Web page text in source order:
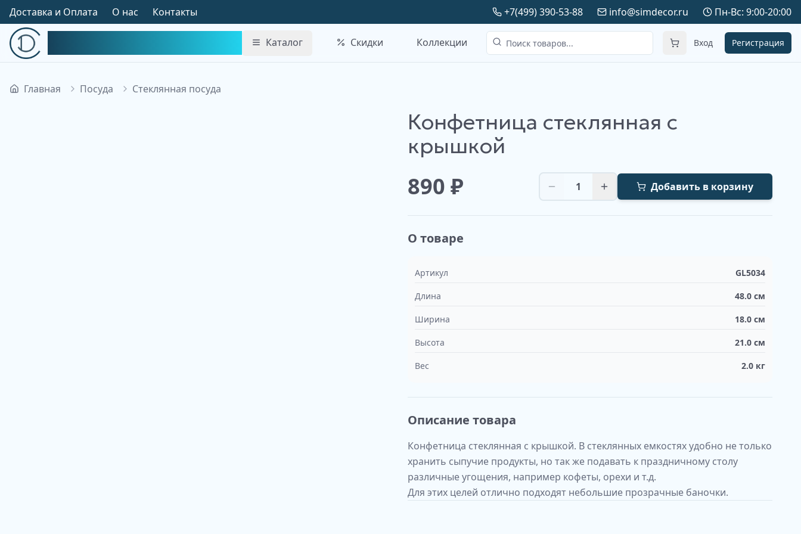
Доставка и Оплата О нас Контакты +7(499) 390-53-88 info@simdecor.ru Пн-Вс: 9:00-20:00
Каталог Скидки Коллекции Вход Регистрация
Главная Посуда Стеклянная посуда
Конфетница стеклянная с
крышкой
890 ₽ 1 Добавить в корзину
О товаре
Артикул GL5034
Длина 48.0 см
Ширина 18.0 см
Высота 21.0 см
Вес 2.0 кг
Описание товара
Конфетница стеклянная с крышкой. В стеклянных емкостях удобно не только
хранить сыпучие продукты, но так же подавать к праздничному столу
различные угощения, например кофеты, орехи и т.д.
Для этих целей отлично подходят небольшие прозрачные баночки.